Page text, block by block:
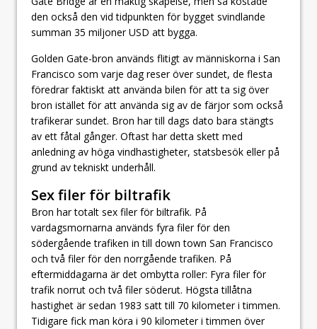
den också den vid tidpunkten för bygget svindlande
summan 35 miljoner USD att bygga.
Golden Gate-bron används flitigt av människorna i San
Francisco som varje dag reser över sundet, de flesta
föredrar faktiskt att använda bilen för att ta sig över
bron istället för att använda sig av de färjor som också
trafikerar sundet. Bron har till dags dato bara stängts
av ett fåtal gånger. Oftast har detta skett med
anledning av höga vindhastigheter, statsbesök eller på
grund av tekniskt underhåll.
Sex filer för biltrafik
Bron har totalt sex filer för biltrafik. På
vardagsmornarna används fyra filer för den
södergående trafiken in till down town San Francisco
och två filer för den norrgående trafiken. På
eftermiddagarna är det ombytta roller: Fyra filer för
trafik norrut och två filer söderut. Högsta tillåtna
hastighet är sedan 1983 satt till 70 kilometer i timmen.
Tidigare fick man köra i 90 kilometer i timmen över